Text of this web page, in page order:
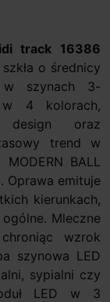
track 16386
o średnicy
w szynach 3-
w 4 kolorach,
design oraz
trend w
BALL
Oprawa emituje
kierunkach,
Mleczne
wzrok
szynowa LED
sypialni czy
LED w 3